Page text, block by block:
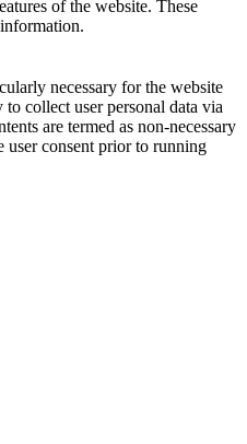
of the website. These
necessary for the website
collect user personal data via
are termed as non-necessary
user consent prior to running